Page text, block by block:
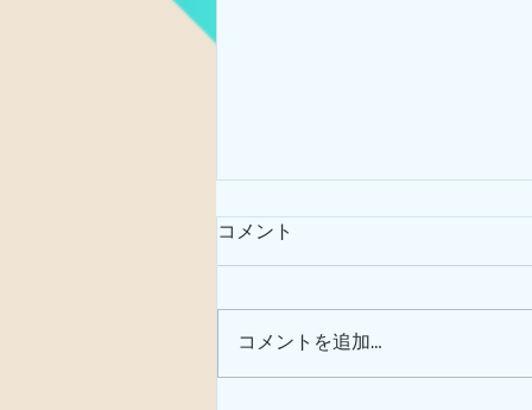
サガリバナ
コメント
コメントを追加…